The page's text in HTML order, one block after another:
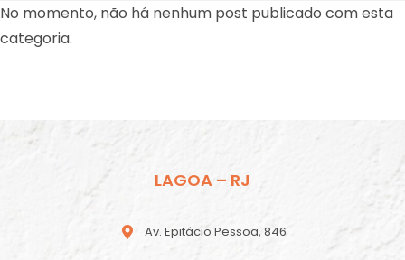
No momento, não há nenhum post publicado com esta
categoria.
LAGOA – RJ
Av. Epitácio Pessoa, 846